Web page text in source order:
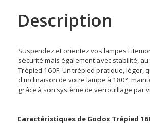
Description
Suspendez et orientez vos lampes
sécurité mais également avec stabilité,
Trépied 160F. Un trépied pratique, léger,
d'inclinaison de votre lampe à 180°,
grâce à son système de verrouillage par
Caractéristiques de Godox Trépied